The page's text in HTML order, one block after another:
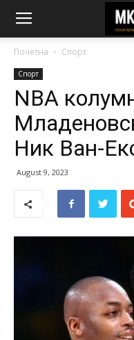
Почетна Спорт
Спорт
NBA
Ник Ван-
August 9, 2023